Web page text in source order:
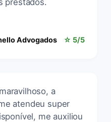
Advogados ☆ 5/5
a
atendeu super
me auxiliou